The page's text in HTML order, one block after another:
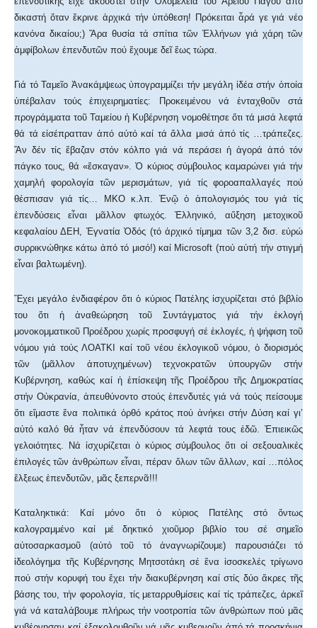
δικαστή ὅταν ἔκρινε ἀρχικά τήν ὑπόθεση! Πρόκειται ἆρά γε γιά νέο
κανόνα δικαίου;) Ἄρα θυσία τά σπίτια τῶν Ἑλλήνων γιά χάρη τῶν
ἀμφίβολων ἐπενδυτῶν πού ἔχουμε δεῖ ἕως τώρα.
Γιά τό Ταμεῖο Ἀνακάμψεως ὑπογραμμίζει τήν μεγάλη ἰδέα στήν ὁποία
ὑπέβαλαν τούς ἐπιχειρηματίες: Προκειμένου νά ἐνταχθοῦν στά
προγράμματα τοῦ Ταμείου ἡ Κυβέρνηση νομοθέτησε ὅτι τά μισά λεφτά
θά τά εἰσέπρατταν ἀπό αὐτό καί τά ἄλλα μισά ἀπό τίς …τράπεζες.
Ἄν δέν τίς ἔβαζαν στόν κόλπο γιά νά περάσει ἡ ἀγορά ἀπό τόν
πάγκο τους, θά «ἔσκαγαν». Ὁ κύριος σύμβουλος καμαρώνει γιά τήν
χαμηλή φορολογία τῶν μερισμάτων, γιά τίς φοροαπαλλαγές πού
θέσπισαν γιά τίς… ΜΚΟ κ.λπ. Ἐνῷ ὁ ἀπολογισμός του γιά τίς
ἐπενδύσεις εἶναι μᾶλλον φτωχός. Ἑλληνικό, αὔξηση μετοχικοῦ
κεφαλαίου ΔΕΗ, Ἐγνατία Ὁδός (τό ἀρχικό τίμημα τῶν 3,2 δισ. εὐρώ
συρρικνώθηκε κάτω ἀπό τό μισό!) καί Microsoft (πού αὐτή τήν στιγμή
εἶναι βαλτωμένη).
Ἔχει μεγάλο ἐνδιαφέρον ὅτι ὁ κύριος Πατέλης ἰσχυρίζεται στό βιβλίο
του ὅτι ἡ ἀναθεώρηση τοῦ Συντάγματος γιά τήν ἐκλογή
μονοκομματικοῦ Προέδρου χωρίς προσφυγή σέ ἐκλογές, ἡ ψήφιση τοῦ
νόμου γιά τούς ΛΟΑΤΚΙ καί τοῦ νέου ἐκλογικοῦ νόμου, ὁ διορισμός
τῶν (μᾶλλον ἀποτυχημένων) τεχνοκρατῶν ὑπουργῶν στήν
Κυβέρνηση, καθώς καί ἡ ἐπίσκεψη τῆς Προέδρου τῆς Δημοκρατίας
στήν Οὐκρανία, ἀπευθύνοντο στούς ἐπενδυτές γιά νά τούς πείσουμε
ὅτι εἴμαστε ἕνα πολιτικά ὀρθό κράτος πού ἀνήκει στήν Δύση καί γι’
αὐτό καλό θά ἦταν νά ἐπενδύσουν τά λεφτά τους ἐδῶ. Ἐπιεικῶς
γελοιότητες. Νά ἰσχυρίζεται ὁ κύριος σύμβουλος ὅτι οἱ σεξουαλικές
ἐπιλογές τῶν ἀνθρώπων εἶναι, πέραν ὅλων τῶν ἄλλων, καί …πόλος
ἕλξεως ἐπενδυτῶν, μᾶς ξεπερνᾶ!!!
Καταληκτικά: Καί μόνο ὅτι ὁ κύριος Πατέλης στό ὄντως
καλογραμμένο καί μέ δηκτικό χιοῦμορ βιβλίο του σέ σημεῖο
αὐτοσαρκασμοῦ (αὐτό τοῦ τό ἀναγνωρίζουμε) παρουσιάζει τό
ἰδεολόγημα τῆς Κυβέρνησης Μητσοτάκη σέ ἕνα ἰσοσκελές τρίγωνο
πού στήν κορυφή του ἔχει τήν διακυβέρνηση καί στίς δύο ἄκρες τῆς
βάσης του, τήν φορολογία, τίς μεταρρυθμίσεις καί τίς τράπεζες, ἀρκεῖ
γιά νά καταλάβουμε πλήρως τήν νοοτροπία τῶν ἀνθρώπων πού μᾶς